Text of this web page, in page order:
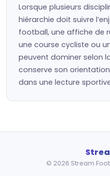
Lorsque plusieurs
hiérarchie doit suivre
football, une affiche de
une course cycliste ou
peuvent dominer selon
conserve son
dans une lecture
© 2026 Stream